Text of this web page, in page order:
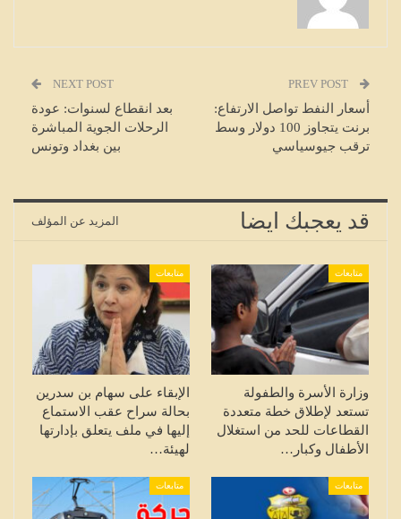
أسعار النفط تواصل الارتفاع:
برنت يتجاوز 100 دولار وسط
ترقب جيوسياسي
NEXT POST
بعد انقطاع لسنوات: عودة
الرحلات الجوية المباشرة
بين بغداد وتونس
قد يعجبك ايضا المزيد عن المؤلف
متابعات
وزارة الأسرة والطفولة
تستعد لإطلاق خطة متعددة
القطاعات للحد من استغلال
الأطفال وكبار…
متابعات
الإبقاء على سهام بن سدرين
بحالة سراح عقب الاستماع
إليها في ملف يتعلق بإدارتها
لهيئة…
متابعات متابعات